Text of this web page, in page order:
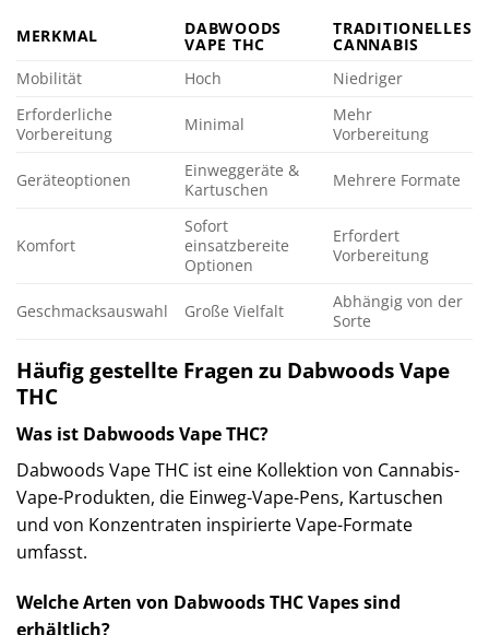
MERKMAL DABWOODS
VAPE THC
TRADITIONELLES
CANNABIS
Mobilität
Hoch
Niedriger
Erforderliche
Vorbereitung
Minimal
Mehr
Vorbereitung
Geräteoptionen
Einweggeräte &
Kartuschen
Mehrere Formate
Komfort
Sofort
einsatzbereite
Optionen
Erfordert
Vorbereitung
Geschmacksauswahl Große Vielfalt
Abhängig von der
Sorte
Häufig gestellte Fragen zu Dabwoods Vape
THC
Was ist Dabwoods Vape THC?
Dabwoods Vape THC ist eine Kollektion von Cannabis-
Vape-Produkten, die Einweg-Vape-Pens, Kartuschen
und von Konzentraten inspirierte Vape-Formate
umfasst.
Welche Arten von Dabwoods THC Vapes sind
erhältlich?